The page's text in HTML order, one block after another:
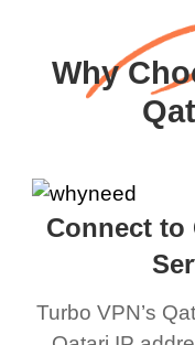
Why
Connect to
Turbo VPN’s